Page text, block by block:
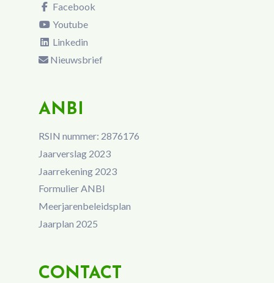
Facebook
Youtube
Linkedin
Nieuwsbrief
ANBI
RSIN nummer: 2876176
Jaarverslag 2023
Jaarrekening 2023
Formulier ANBI
Meerjarenbeleidsplan
Jaarplan 2025
CONTACT